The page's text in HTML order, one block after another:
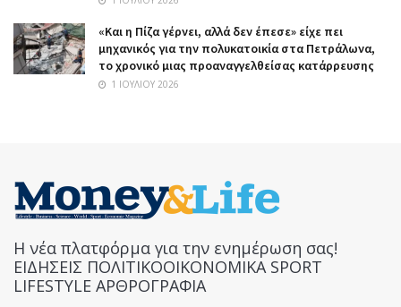
«Και η Πίζα γέρνει, αλλά δεν έπεσε» είχε πει
μηχανικός για την πολυκατοικία στα Πετράλωνα,
το χρονικό μιας προαναγγελθείσας κατάρρευσης
1 ΙΟΥΛΊΟΥ 2026
Η νέα πλατφόρμα για την ενημέρωση σας!
ΕΙΔΗΣΕΙΣ ΠΟΛΙΤΙΚΟΟΙΚΟΝΟΜΙΚΑ SPORT
LIFESTYLE ΑΡΘΡΟΓΡΑΦΙΑ